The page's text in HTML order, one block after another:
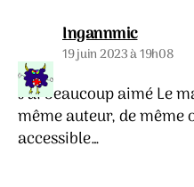
Ingannmicdit :
19 juin 2023 à 19h08
J’ai beaucoup aimé Le
même auteur, de
accessible…